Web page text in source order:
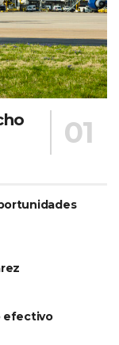
efectivo